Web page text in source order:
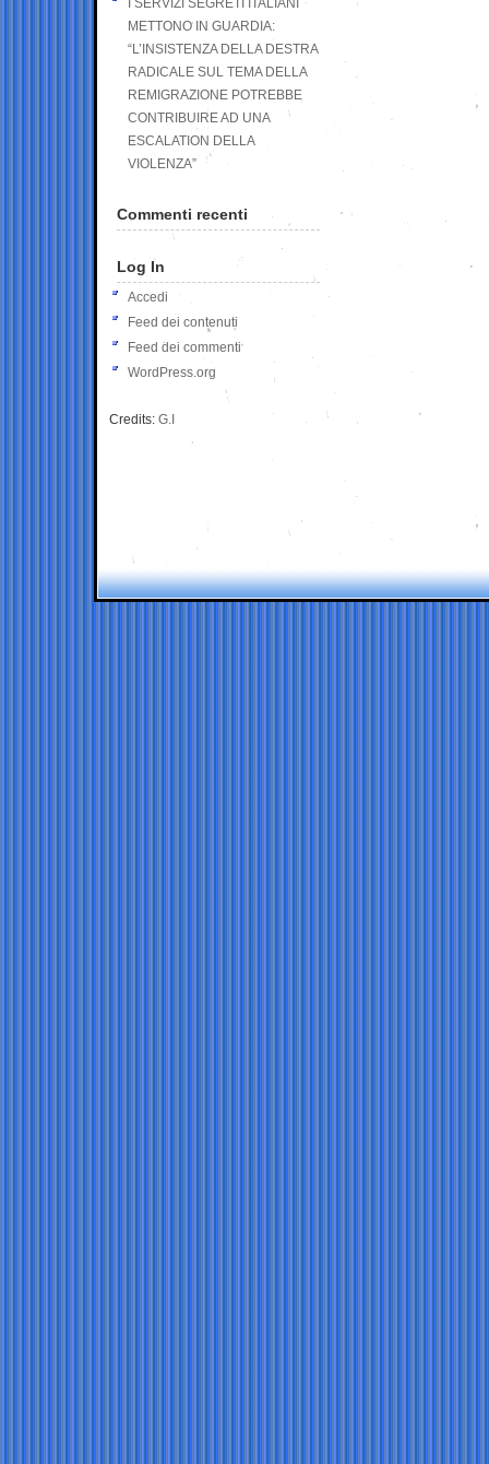
I SERVIZI SEGRETI ITALIANI
METTONO IN GUARDIA:
“L’INSISTENZA DELLA DESTRA
RADICALE SUL TEMA DELLA
REMIGRAZIONE POTREBBE
CONTRIBUIRE AD UNA
ESCALATION DELLA
VIOLENZA”
Commenti recenti
Log In
Accedi
Feed dei contenuti
Feed dei commenti
WordPress.org
Credits: G.I